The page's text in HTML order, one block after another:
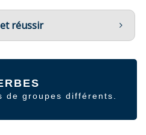
réussir
de groupes différents.